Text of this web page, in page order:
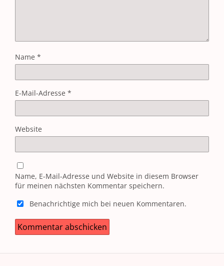
Name *
E-Mail-Adresse *
Website
Name, E-Mail-Adresse und Website in diesem Browser
für meinen nächsten Kommentar speichern.
Benachrichtige mich bei neuen Kommentaren.